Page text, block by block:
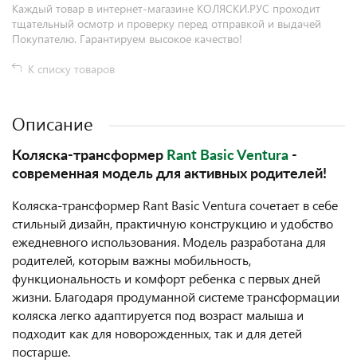
Каждый товар в интернет-магазине КОЛЯСКИ.РУС проходит
тщательный осмотр и проверку перед отправкой и выдачей
Покупателю. Гарантируем высокое качество!
К списку товаров
Описание
Коляска-трансформер Rant Basic Ventura -
современная модель для активных родителей!
Коляска-трансформер Rant Basic Ventura сочетает в себе
стильный дизайн, практичную конструкцию и удобство
ежедневного использования. Модель разработана для
родителей, которым важны мобильность,
функциональность и комфорт ребенка с первых дней
жизни. Благодаря продуманной системе трансформации
коляска легко адаптируется под возраст малыша и
подходит как для новорожденных, так и для детей
постарше.